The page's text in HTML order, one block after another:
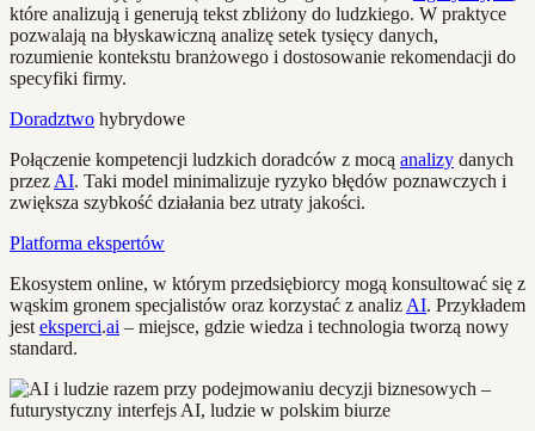
które analizują i generują tekst zbliżony do ludzkiego. W praktyce
pozwalają na błyskawiczną analizę setek tysięcy danych,
rozumienie kontekstu branżowego i dostosowanie rekomendacji do
specyfiki firmy.
Doradztwo hybrydowe
Połączenie kompetencji ludzkich doradców z mocą analizy danych
przez AI. Taki model minimalizuje ryzyko błędów poznawczych i
zwiększa szybkość działania bez utraty jakości.
Platforma ekspertów
Ekosystem online, w którym przedsiębiorcy mogą konsultować się z
wąskim gronem specjalistów oraz korzystać z analiz AI. Przykładem
jest eksperci.ai – miejsce, gdzie wiedza i technologia tworzą nowy
standard.